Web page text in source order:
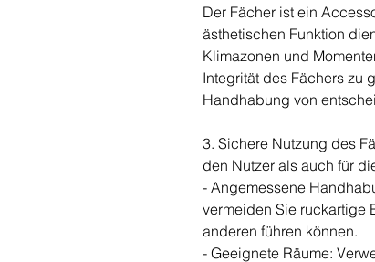
Der Fächer ist ein
ästhetischen Funktion
Klimazonen und
Integrität des Fächers zu
Handhabung von
3. Sichere Nutzung des
den Nutzer als auch für
- Angemessene
vermeiden Sie ruckartige
anderen führen können.
- Geeignete Räume: